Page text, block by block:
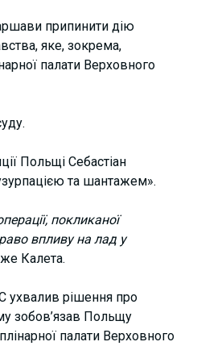
припинити дію
яке, зокрема,
палати Верховного
Польщі Себастіан
та шантажем».
покликаної
впливу на лад у
Калета.
ухвалив рішення про
зобов’язав Польщу
палати Верховного